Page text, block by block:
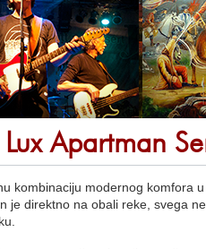
Apartman
kombinaciju modernog komfora
je direktno na obali reke, svega